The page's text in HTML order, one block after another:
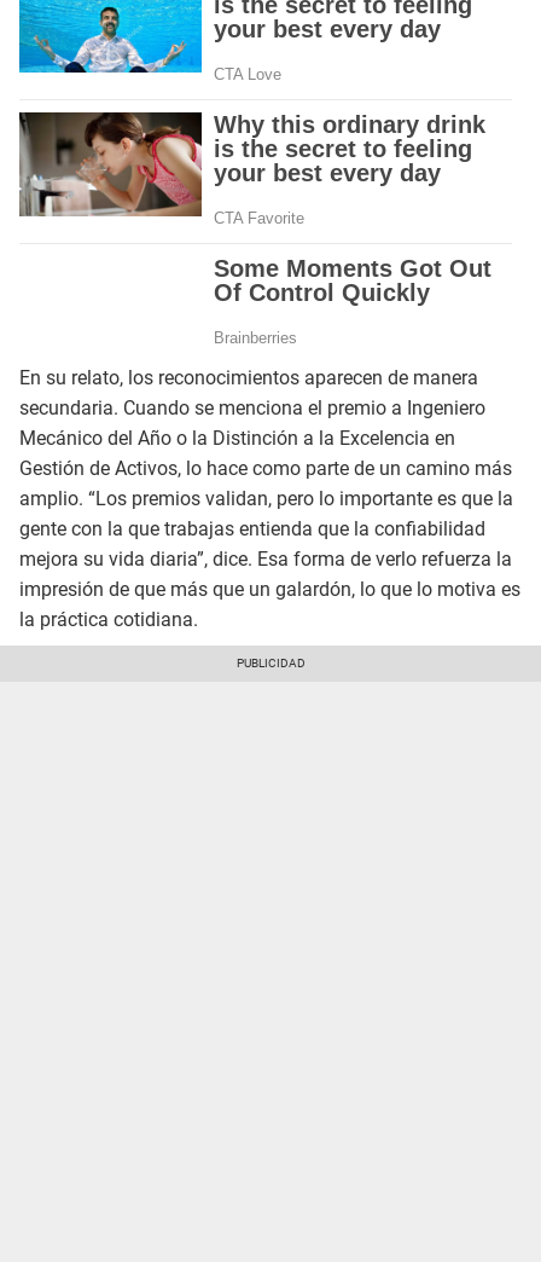
En su relato, los reconocimientos aparecen de manera
secundaria. Cuando se menciona el premio a Ingeniero
Mecánico del Año o la Distinción a la Excelencia en
Gestión de Activos, lo hace como parte de un camino más
amplio. “Los premios validan, pero lo importante es que la
gente con la que trabajas entienda que la confiabilidad
mejora su vida diaria”, dice. Esa forma de verlo refuerza la
impresión de que más que un galardón, lo que lo motiva es
la práctica cotidiana.